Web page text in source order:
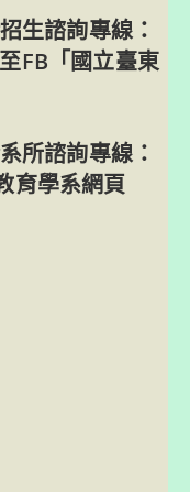
生諮詢專線：
FB「國立臺東
所諮詢專線：
育學系網頁